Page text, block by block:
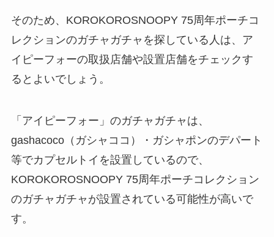
そのため、KOROKOROSNOOPY 75周年ポーチコ
レクションのガチャガチャを探している人は、ア
イピーフォーの取扱店舗や設置店舗をチェックす
るとよいでしょう。
「アイピーフォー」のガチャガチャは、
gashacoco（ガシャココ）・ガシャポンのデパート
等でカプセルトイを設置しているので、
KOROKOROSNOOPY 75周年ポーチコレクション
のガチャガチャが設置されている可能性が高いで
す。